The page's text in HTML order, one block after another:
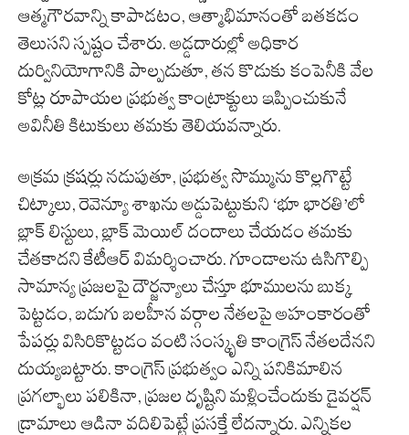
ఆత్మగౌరవాన్ని కాపాడటం, ఆత్మాభిమానంతో బతకడం
తెలుసని స్పష్టం చేశారు. అడ్డదారుల్లో అధికార
దుర్వినియోగానికి పాల్పడుతూ, తన కొడుకు కంపెనీకి వేల
కోట్ల రూపాయల ప్రభుత్వ కాంట్రాక్టులు ఇప్పించుకునే
అవినీతి కిటుకులు తమకు తెలియవన్నారు.
అక్రమ క్రషర్లు నడుపుతూ, ప్రభుత్వ సొమ్మును కొల్లగొట్టే
చిట్కాలు, రెవెన్యూ శాఖను అడ్డుపెట్టుకుని ‘భూ భారతి’లో
బ్లాక్ లిస్టులు, బ్లాక్ మెయిల్ దందాలు చేయడం తమకు
చేతకాదని కేటీఆర్ విమర్శించారు. గూండాలను ఉసిగొల్పి
సామాన్య ప్రజలపై దౌర్జన్యాలు చేస్తూ భూములను బుక్క
పెట్టడం, బడుగు బలహీన వర్గాల నేతలపై అహంకారంతో
పేపర్లు విసిరికొట్టడం వంటి సంస్కృతి కాంగ్రెస్ నేతలదేనని
దుయ్యబట్టారు. కాంగ్రెస్ ప్రభుత్వం ఎన్ని పనికిమాలిన
ప్రగల్భాలు పలికినా, ప్రజల దృష్టిని మళ్లించేందుకు డైవర్షన్
డ్రామాలు ఆడినా వదిలిపెట్టే ప్రసక్తే లేదన్నారు. ఎన్నికల